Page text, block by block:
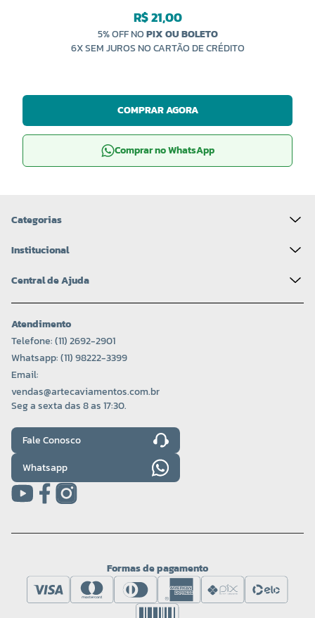
R$ 21,00
5% OFF NOPIX OU BOLETO
6X SEM JUROS NO CARTÃO DE CRÉDITO
COMPRAR AGORA
Comprar no WhatsApp
Categorias
Institucional
Central de Ajuda
Atendimento
Telefone: (11) 2692-2901
Whatsapp: (11) 98222-3399
Email:
vendas@artecaviamentos.com.br
Seg a sexta das 8 as 17:30.
Fale Conosco
Whatsapp
Formas de pagamento